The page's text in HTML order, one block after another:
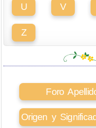
U V
Z
Foro
Origen y